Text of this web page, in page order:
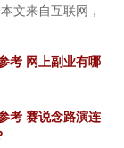
文来自互联网，
考 网上副业有哪
考 赛说念路演连